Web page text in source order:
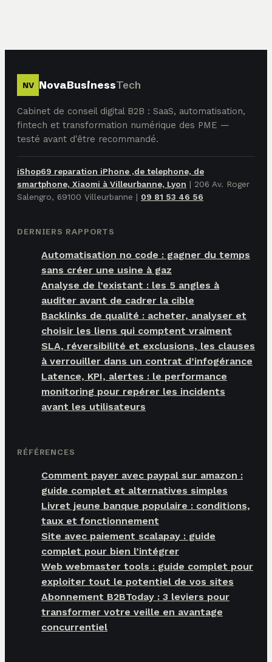
NV NovaBusinessTech
Cabinet de conseil digital B2B : SaaS, automatisation,
fintech et transformation numérique des PME —
testé avant d'être recommandé.
iShop69 reparation iPhone ,de telephone, de
smartphone, Xiaomi à Villeurbanne, Lyon | 206 Av. Roger
Salengro, 69100 Villeurbanne | 09 81 53 46 56
DERNIERS RAPPORTS
Automatisation no code : gagner du temps
sans créer une usine à gaz
Analyse de l’existant : les 5 angles à
auditer avant de cadrer la cible
Backlinks de qualité : acheter, analyser et
choisir les liens qui comptent vraiment
SLA, réversibilité et exclusions, les clauses
à verrouiller dans un contrat d’infogérance
Latence, KPI, alertes : le performance
monitoring pour repérer les incidents
avant les utilisateurs
RÉFÉRENCES
Comment payer avec paypal sur amazon :
guide complet et alternatives simples
Livret jeune banque populaire : conditions,
taux et fonctionnement
Site avec paiement scalapay : guide
complet pour bien l’intégrer
Web webmaster tools : guide complet pour
exploiter tout le potentiel de vos sites
Abonnement B2BToday : 3 leviers pour
transformer votre veille en avantage
concurrentiel